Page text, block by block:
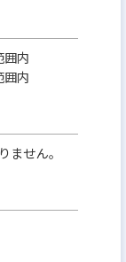
囲内
囲内
ません。